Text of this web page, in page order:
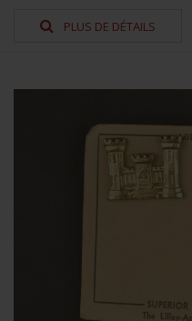
PLUS DE DÉTAILS